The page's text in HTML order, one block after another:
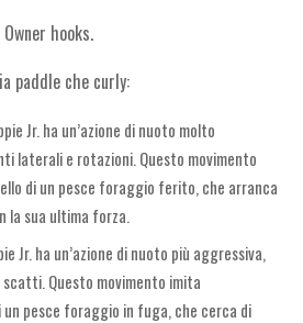
hooks.
paddle che curly:
Jr. ha un’azione di nuoto molto
laterali e rotazioni. Questo movimento
di un pesce foraggio ferito, che arranca
la sua ultima forza.
Jr. ha un’azione di nuoto più aggressiva,
Questo movimento imita
pesce foraggio in fuga, che cerca di